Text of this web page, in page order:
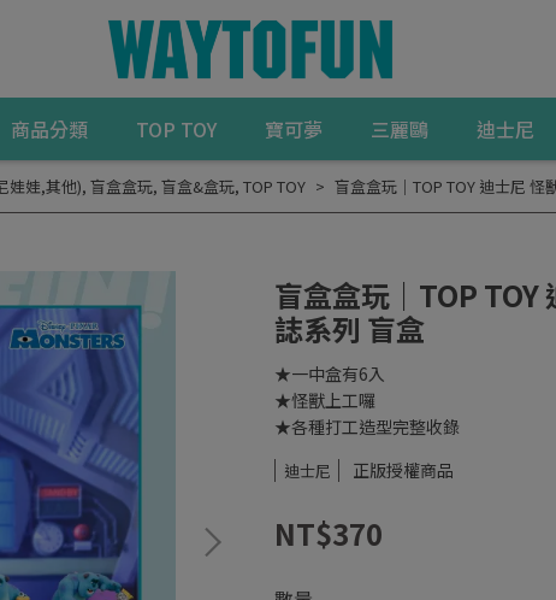
商品分類 TOP TOY 寶可夢 三麗鷗 迪士尼
娃娃,其他), 盲盒盒玩, 盲盒&盒玩, TOP TOY 盲盒盒玩｜TOP TOY 迪士尼
盲盒盒玩｜TOP TOY
誌系列 盲盒
★一中盒有6入
★怪獸上工囉
★各種打工造型完整收錄
迪士尼 正版授權商品
NT$370